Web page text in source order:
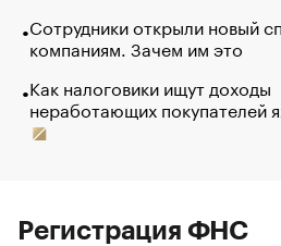
Сотрудники открыли новый
компаниям. Зачем им это
Как налоговики ищут доходы
неработающих покупателей
Регистрация ФНС